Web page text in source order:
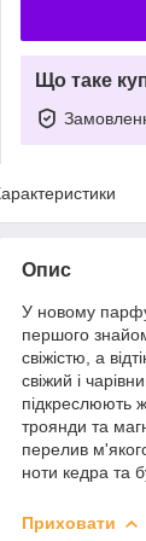
Що таке
Опис
У новому
першого
свіжістю, а
свіжий і
підкреслюють
троянди та
перелив
ноти кедра та
Приховати